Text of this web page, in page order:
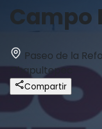
Campo
Paseo de la
Chapultepec
Compartir